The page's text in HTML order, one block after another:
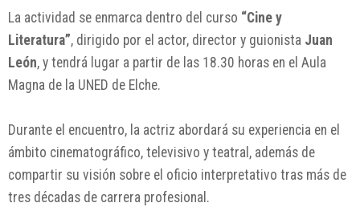
La actividad se enmarca dentro del curso “Cine y
Literatura”, dirigido por el actor, director y guionista Juan
León, y tendrá lugar a partir de las 18.30 horas en el Aula
Magna de la UNED de Elche.
Durante el encuentro, la actriz abordará su experiencia en el
ámbito cinematográfico, televisivo y teatral, además de
compartir su visión sobre el oficio interpretativo tras más de
tres décadas de carrera profesional.